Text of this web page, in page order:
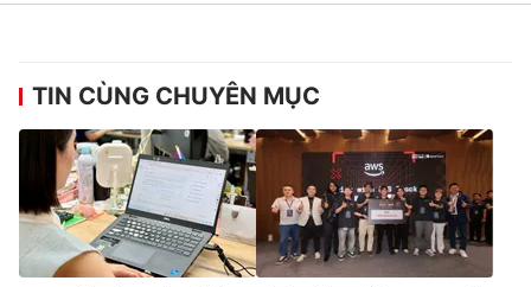
TIN CÙNG CHUYÊN MỤC